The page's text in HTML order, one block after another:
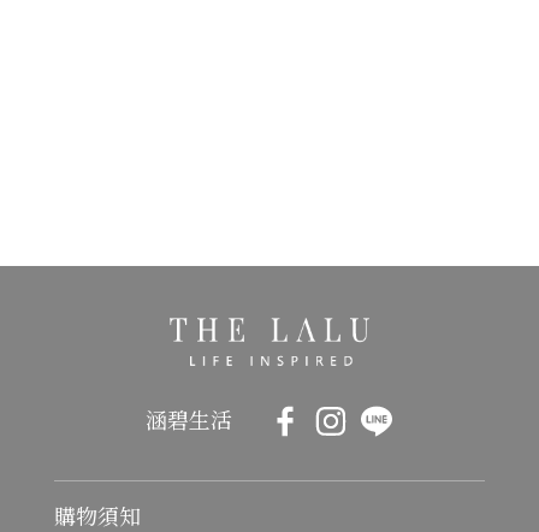
涵碧生活
購物須知